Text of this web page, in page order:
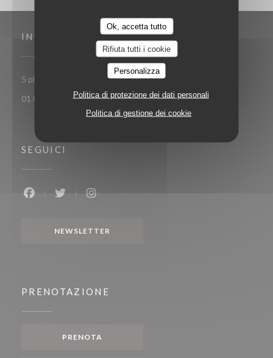
Ok, accetta tutto
Rifiuta tutti i cookie
Personalizza
Politica di protezione dei dati personali
Politica di gestione dei cookie
INDIRIZZO
5 place Toscane 77700 Serris-Val d'Europe
01 85 15 27 71
SEGUICI
NEWSLETTER
PRENOTAZIONE
PRENOTA